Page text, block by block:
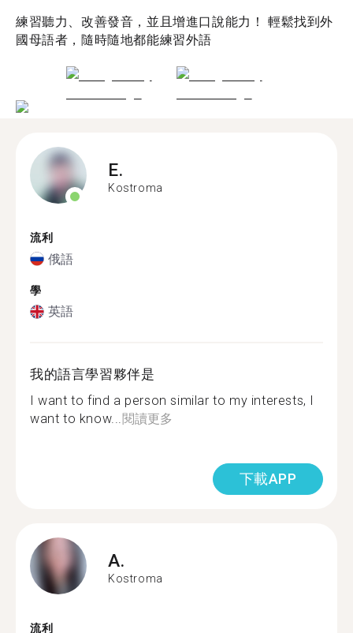
練習聽力、改善發音，並且增進口說能力！ 輕鬆找到外
國母語者，隨時隨地都能練習外語
E.
Kostroma
流利
俄語
學
英語
我的語言學習夥伴是
I want to find a person similar to my interests, I
want to know...閱讀更多
下載APP
A.
Kostroma
流利